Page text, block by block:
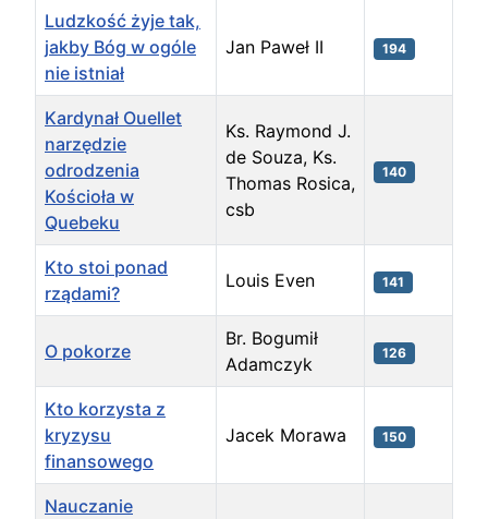
Ludzkość żyje tak,
jakby Bóg w ogóle
nie istniał
Jan Paweł II 194
Kardynał Ouellet
narzędzie
odrodzenia
Kościoła w
Quebeku
Ks. Raymond J.
de Souza, Ks.
Thomas Rosica,
csb
140
Kto stoi ponad
rządami?
Louis Even 141
O pokorze
Br. Bogumił
Adamczyk
126
Kto korzysta z
kryzysu
finansowego
Jacek Morawa 150
Nauczanie